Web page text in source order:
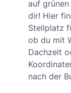
auf
dir! Hier
Stellplatz
ob du mit
Dachzelt
nach der